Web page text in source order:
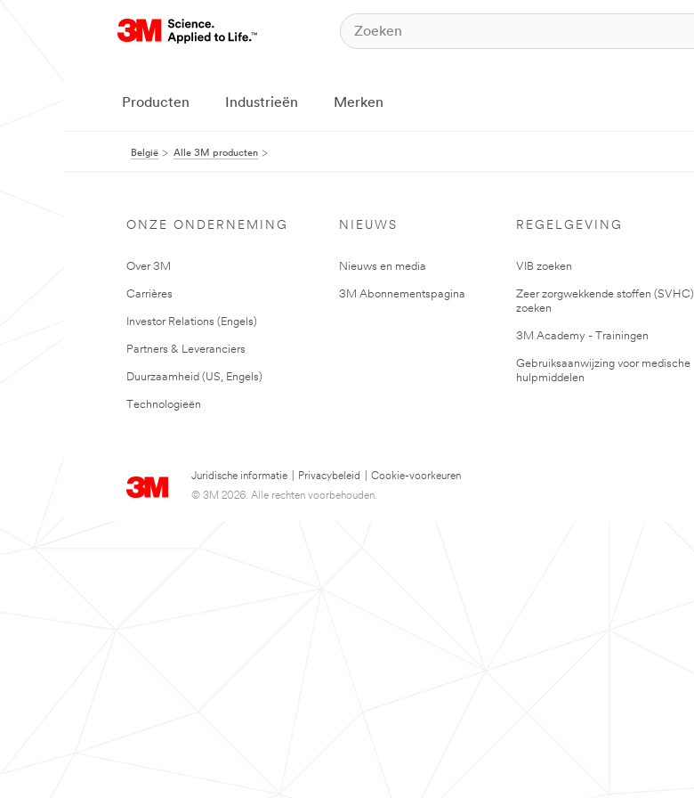
Producten Industrieën Merken
België Alle 3M producten
ONZE ONDERNEMING
Over 3M
Carrières
Investor Relations (Engels)
Partners & Leveranciers
Duurzaamheid (US, Engels)
Technologieën
NIEUWS
Nieuws en media
3M Abonnementspagina
REGELGEVING
VIB zoeken
Zeer zorgwekkende stoffen (SVHC)
zoeken
3M Academy - Trainingen
Gebruiksaanwijzing voor medische
hulpmiddelen
Juridische informatie Privacybeleid
Cookie-voorkeuren
© 3M 2026. Alle rechten voorbehouden.